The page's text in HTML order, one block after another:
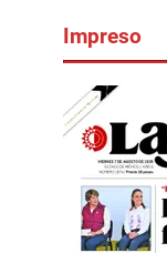
Impreso